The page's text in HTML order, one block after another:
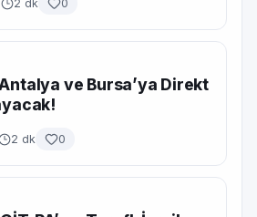
2 dk 0
ve Bursa’ya Direkt
2 dk 0